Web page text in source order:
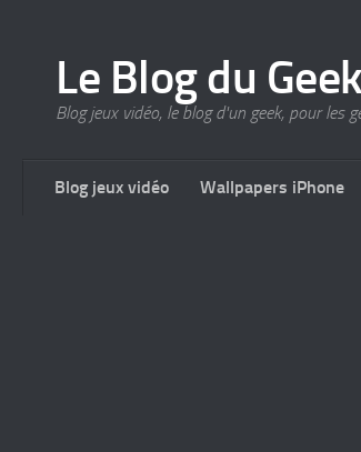
Le Blog du Geek
Blog jeux vidéo, le blog d'un geek, pour les
Blog jeux vidéo Wallpapers iPhone